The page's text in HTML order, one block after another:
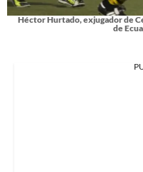
Héctor Hurtado, exjugador de
de